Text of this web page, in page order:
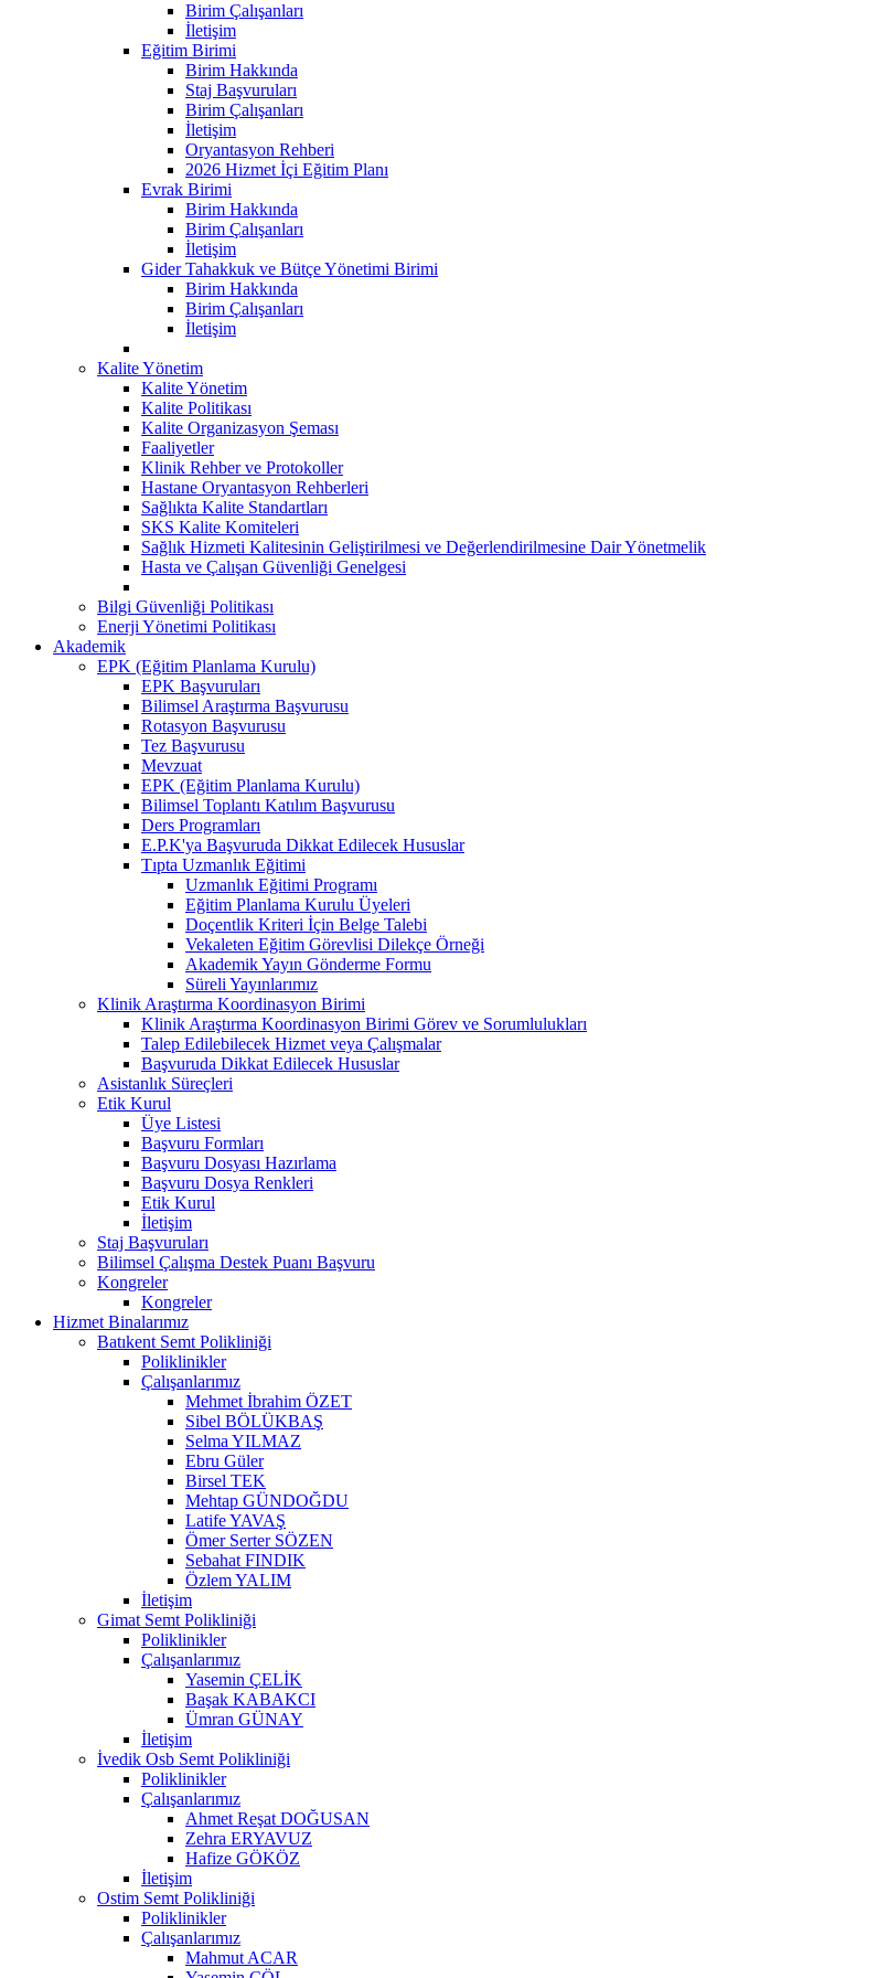
Birim Çalışanları
İletişim
Eğitim Birimi
Birim Hakkında
Staj Başvuruları
Birim Çalışanları
İletişim
Oryantasyon Rehberi
2026 Hizmet İçi Eğitim Planı
Evrak Birimi
Birim Hakkında
Birim Çalışanları
İletişim
Gider Tahakkuk ve Bütçe Yönetimi Birimi
Birim Hakkında
Birim Çalışanları
İletişim
Kalite Yönetim
Kalite Yönetim
Kalite Politikası
Kalite Organizasyon Şeması
Faaliyetler
Klinik Rehber ve Protokoller
Hastane Oryantasyon Rehberleri
Sağlıkta Kalite Standartları
SKS Kalite Komiteleri
Sağlık Hizmeti Kalitesinin Geliştirilmesi ve Değerlendirilmesine Dair Yönetmelik
Hasta ve Çalışan Güvenliği Genelgesi
Bilgi Güvenliği Politikası
Enerji Yönetimi Politikası
Akademik
EPK (Eğitim Planlama Kurulu)
EPK Başvuruları
Bilimsel Araştırma Başvurusu
Rotasyon Başvurusu
Tez Başvurusu
Mevzuat
EPK (Eğitim Planlama Kurulu)
Bilimsel Toplantı Katılım Başvurusu
Ders Programları
E.P.K'ya Başvuruda Dikkat Edilecek Hususlar
Tıpta Uzmanlık Eğitimi
Uzmanlık Eğitimi Programı
Eğitim Planlama Kurulu Üyeleri
Doçentlik Kriteri İçin Belge Talebi
Vekaleten Eğitim Görevlisi Dilekçe Örneği
Akademik Yayın Gönderme Formu
Süreli Yayınlarımız
Klinik Araştırma Koordinasyon Birimi
Klinik Araştırma Koordinasyon Birimi Görev ve Sorumlulukları
Talep Edilebilecek Hizmet veya Çalışmalar
Başvuruda Dikkat Edilecek Hususlar
Asistanlık Süreçleri
Etik Kurul
Üye Listesi
Başvuru Formları
Başvuru Dosyası Hazırlama
Başvuru Dosya Renkleri
Etik Kurul
İletişim
Staj Başvuruları
Bilimsel Çalışma Destek Puanı Başvuru
Kongreler
Kongreler
Hizmet Binalarımız
Batıkent Semt Polikliniği
Poliklinikler
Çalışanlarımız
Mehmet İbrahim ÖZET
Sibel BÖLÜKBAŞ
Selma YILMAZ
Ebru Güler
Birsel TEK
Mehtap GÜNDOĞDU
Latife YAVAŞ
Ömer Serter SÖZEN
Sebahat FINDIK
Özlem YALIM
İletişim
Gimat Semt Polikliniği
Poliklinikler
Çalışanlarımız
Yasemin ÇELİK
Başak KABAKCI
Ümran GÜNAY
İletişim
İvedik Osb Semt Polikliniği
Poliklinikler
Çalışanlarımız
Ahmet Reşat DOĞUSAN
Zehra ERYAVUZ
Hafize GÖKÖZ
İletişim
Ostim Semt Polikliniği
Poliklinikler
Çalışanlarımız
Mahmut ACAR